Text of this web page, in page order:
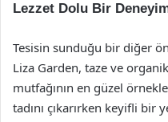
Lezzet Dolu Bir
Tesisin sunduğu bir diğer
Liza Garden, taze ve
mutfağının en güzel
tadını çıkarırken keyifli bir